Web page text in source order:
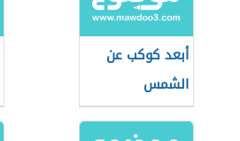
أبعد كوكب عن
الشمس